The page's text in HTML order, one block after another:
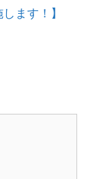
ます！】